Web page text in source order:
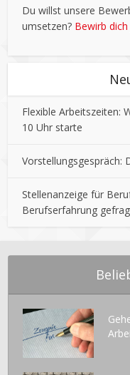
Du willst unsere
umsetzen? Bewirb
Flexible Arbeitszeiten:
10 Uhr starte
Vorstellungsgespräch:
Stellenanzeige für
Berufserfahrung